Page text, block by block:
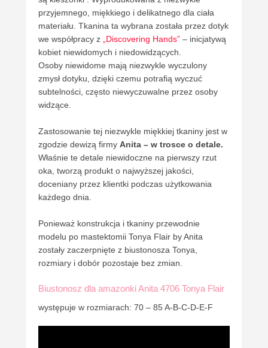
przyjemnego, miękkiego i delikatnego dla ciała
materiału. Tkanina ta wybrana została przez dotyk
we współpracy z „Discovering Hands” – inicjatywą
kobiet niewidomych i niedowidzących.
Osoby niewidome mają niezwykle wyczulony
zmysł dotyku, dzięki czemu potrafią wyczuć
subtelności, często niewyczuwalne przez osoby
widzące.
Zastosowanie tej niezwykle miękkiej tkaniny jest w
zgodzie dewizą firmy Anita – w trosce o detale.
Właśnie te detale niewidoczne na pierwszy rzut
oka, tworzą produkt o najwyższej jakości,
doceniany przez klientki podczas użytkowania
każdego dnia.
Ponieważ konstrukcja i tkaniny przewodnie
modelu po mastektomii Tonya Flair by Anita
zostały zaczerpnięte z biustonosza Tonya,
rozmiary i dobór pozostaje bez zmian.
Biustonosz dla amazonki Anita 4706 Tonya Flair
występuje w rozmiarach: 70 – 85 A-B-C-D-E-F